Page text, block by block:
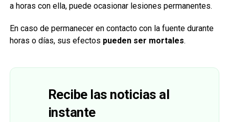
a horas con ella, puede ocasionar lesiones permanentes.
En caso de permanecer en contacto con la fuente durante
horas o días, sus efectos pueden ser mortales.
Recibe las noticias al
instante